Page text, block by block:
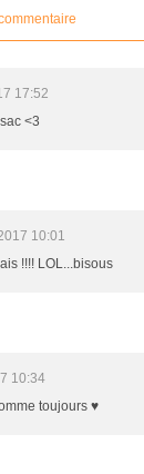
17:52
<3
10:01
!!!! LOL...bisous
10:34
toujours ♥